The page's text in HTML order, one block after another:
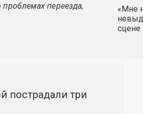
переезда,
«Мне
сцене
пострадали три